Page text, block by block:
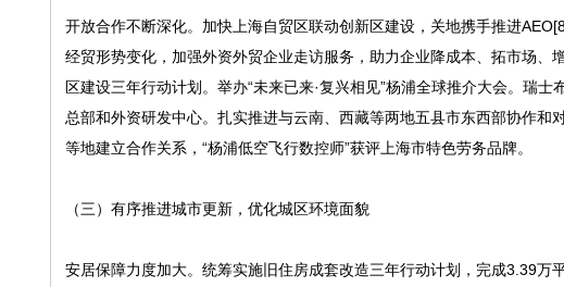
开放合作不断深化。加快上海自贸区联动创新区建设，关地携手推进
经贸形势变化，加强外资外贸企业走访服务，助力企业降成本、拓市场
区建设三年行动计划。举办“未来已来·复兴相见”杨浦全球推介大会。瑞
总部和外资研发中心。扎实推进与云南、西藏等两地五县市东西部协作
等地建立合作关系，“杨浦低空飞行数控师”获评上海市特色劳务品牌。
（三）有序推进城市更新，优化城区环境面貌
安居保障力度加大。统筹实施旧住房成套改造三年行动计划，完成3.39